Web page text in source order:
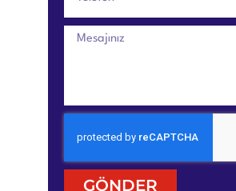
GÖNDER